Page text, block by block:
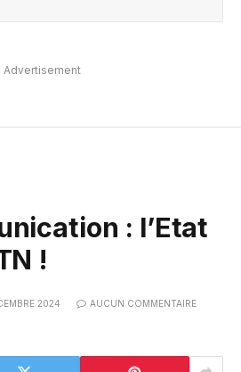
Advertisement
: l’Etat
!
2024 AUCUN COMMENTAIRE